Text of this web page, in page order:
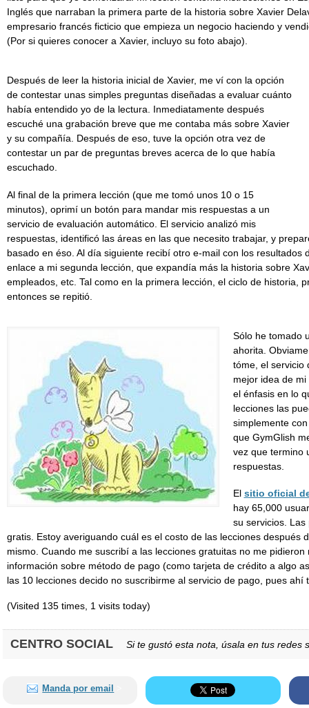
Inglés que narraban la primera parte de la historia sobre Xavier
empresario francés ficticio que empieza un negocio haciendo y
(Por si quieres conocer a Xavier, incluyo su foto abajo).
Después de leer la historia inicial de Xavier, me ví con la opción
de contestar unas simples preguntas diseñadas a evaluar cuánto
había entendido yo de la lectura. Inmediatamente después
escuché una grabación breve que me contaba más sobre Xavier
y su compañía. Después de eso, tuve la opción otra vez de
contestar un par de preguntas breves acerca de lo que había
escuchado.
Al final de la primera lección (que me tomó unos 10 o 15
minutos), oprimí un botón para mandar mis respuestas a un
servicio de evaluación automático. El servicio analizó mis
respuestas, identificó las áreas en las que necesito trabajar, y
basado en éso. Al día siguiente recibí otro e-mail con los resultados
enlace a mi segunda lección, que expandía más la historia sobre
empleados, etc. Tal como en la primera lección, el ciclo de historia,
entonces se repitió.
Sólo he tomado
ahorita.
tóme, el servicio
mejor idea de
el énfasis en lo
lecciones las
simplemente
que GymGlish
vez que termino
respuestas.
El sitio oficial
hay 65,000
su servicios.
gratis. Estoy averiguando cuál es el costo de las lecciones después
mismo. Cuando me suscribí a las lecciones gratuitas no me pidieron
información sobre método de pago (como tarjeta de crédito a algo
las 10 lecciones decido no suscribirme al servicio de pago, pues ahí
(Visited 135 times, 1 visits today)
CENTRO SOCIAL Si te gustó esta nota, úsala en tus redes
Manda por email